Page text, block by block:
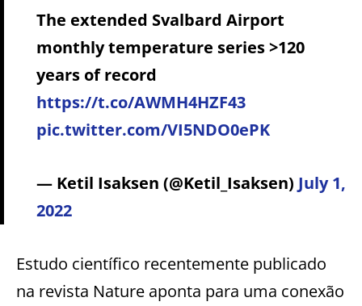
The extended Svalbard Airport
monthly temperature series >120
years of record
https://t.co/AWMH4HZF43
pic.twitter.com/VI5NDO0ePK
— Ketil Isaksen (@Ketil_Isaksen) July 1,
2022
Estudo científico recentemente publicado
na revista Nature aponta para uma conexão